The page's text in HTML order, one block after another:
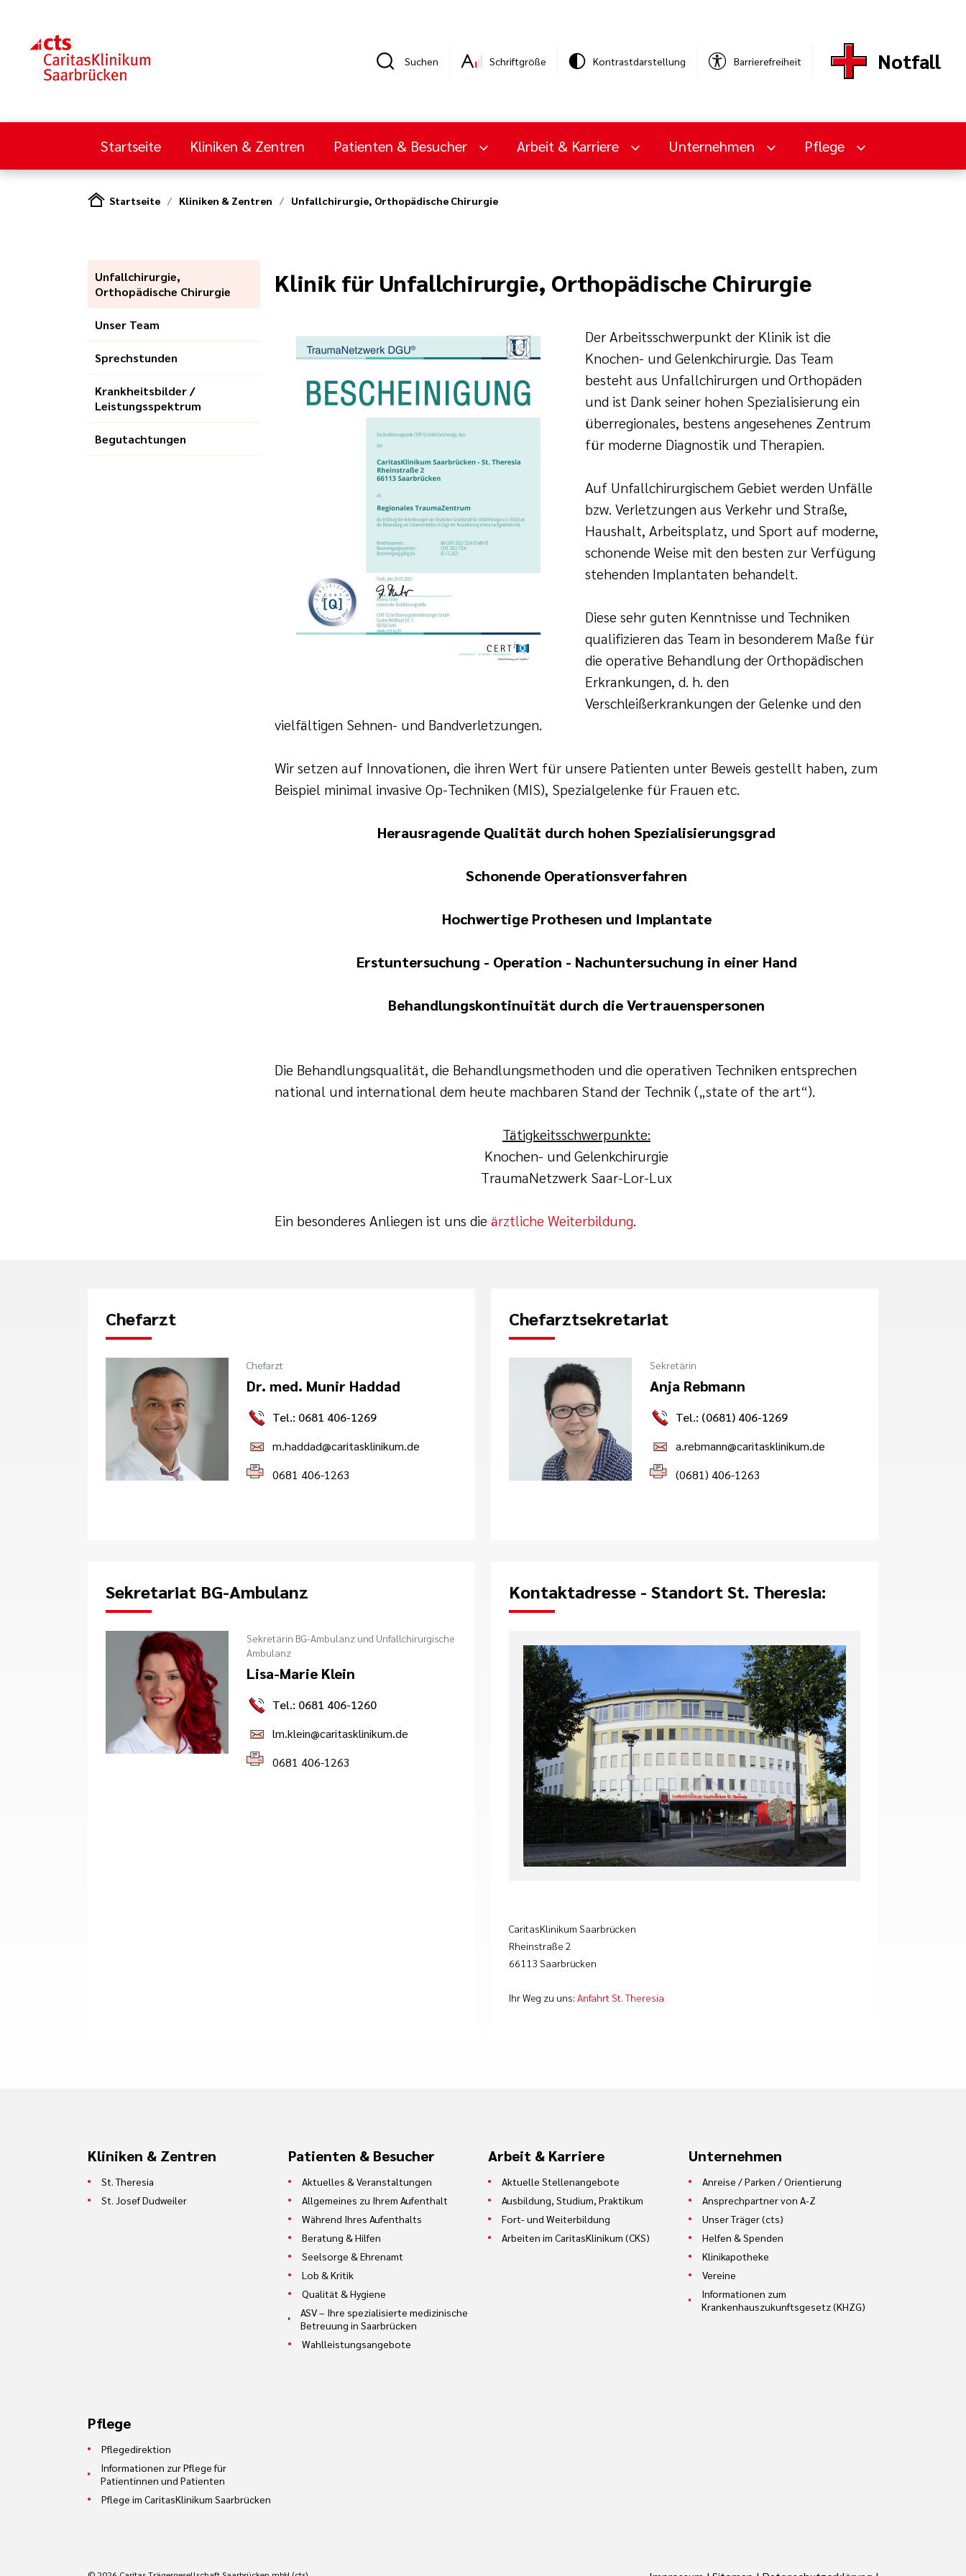
Suchen Schriftgröße Kontrastdarstellung Barrierefreiheit Notfall
Startseite Kliniken & Zentren Patienten & Besucher Arbeit & Karriere Unternehmen Pflege
Startseite Kliniken & Zentren Unfallchirurgie, Orthopädische Chirurgie
Unfallchirurgie,
Orthopädische Chirurgie
Unser Team
Sprechstunden
Krankheitsbilder /
Leistungsspektrum
Begutachtungen
Klinik für Unfallchirurgie, Orthopädische Chirurgie
Der Arbeitsschwerpunkt der Klinik ist die
Knochen- und Gelenkchirurgie. Das Team
besteht aus Unfallchirurgen und Orthopäden
und ist Dank seiner hohen Spezialisierung ein
überregionales, bestens angesehenes Zentrum
für moderne Diagnostik und Therapien.
Auf Unfallchirurgischem Gebiet werden Unfälle
bzw. Verletzungen aus Verkehr und Straße,
Haushalt, Arbeitsplatz, und Sport auf moderne,
schonende Weise mit den besten zur Verfügung
stehenden Implantaten behandelt.
Diese sehr guten Kenntnisse und Techniken
qualifizieren das Team in besonderem Maße für
die operative Behandlung der Orthopädischen
Erkrankungen, d. h. den
Verschleißerkrankungen der Gelenke und den
vielfältigen Sehnen- und Bandverletzungen.
Wir setzen auf Innovationen, die ihren Wert für unsere Patienten unter Beweis gestellt haben, zum
Beispiel minimal invasive Op-Techniken (MIS), Spezialgelenke für Frauen etc.
Herausragende Qualität durch hohen Spezialisierungsgrad
Schonende Operationsverfahren
Hochwertige Prothesen und Implantate
Erstuntersuchung - Operation - Nachuntersuchung in einer Hand
Behandlungskontinuität durch die Vertrauenspersonen
Die Behandlungsqualität, die Behandlungsmethoden und die operativen Techniken entsprechen
national und international dem heute machbaren Stand der Technik („state of the art“).
Tätigkeitsschwerpunkte:
Knochen- und Gelenkchirurgie
TraumaNetzwerk Saar-Lor-Lux
Ein besonderes Anliegen ist uns die ärztliche Weiterbildung.
Chefarzt
Chefarzt
Dr. med. Munir Haddad
Tel.: 0681 406-1269
m.haddad@caritasklinikum.de
0681 406-1263
Chefarztsekretariat
Sekretärin
Anja Rebmann
Tel.: (0681) 406-1269
a.rebmann@caritasklinikum.de
(0681) 406-1263
Sekretariat BG-Ambulanz
Sekretärin BG-Ambulanz und Unfallchirurgische
Ambulanz
Lisa-Marie Klein
Tel.: 0681 406-1260
lm.klein@caritasklinikum.de
0681 406-1263
Kontaktadresse - Standort St. Theresia:
CaritasKlinikum Saarbrücken
Rheinstraße 2
66113 Saarbrücken
Ihr Weg zu uns: Anfahrt St. Theresia
Kliniken & Zentren
St. Theresia
St. Josef Dudweiler
Patienten & Besucher
Aktuelles & Veranstaltungen
Allgemeines zu Ihrem Aufenthalt
Während Ihres Aufenthalts
Beratung & Hilfen
Seelsorge & Ehrenamt
Lob & Kritik
Qualität & Hygiene
ASV – Ihre spezialisierte medizinische
Betreuung in Saarbrücken
Wahlleistungsangebote
Arbeit & Karriere
Aktuelle Stellenangebote
Ausbildung, Studium, Praktikum
Fort- und Weiterbildung
Arbeiten im CaritasKlinikum (CKS)
Unternehmen
Anreise / Parken / Orientierung
Ansprechpartner von A-Z
Unser Träger (cts)
Helfen & Spenden
Klinikapotheke
Vereine
Informationen zum
Krankenhauszukunftsgesetz (KHZG)
Pflege
Pflegedirektion
Informationen zur Pflege für
Patientinnen und Patienten
Pflege im CaritasKlinikum Saarbrücken